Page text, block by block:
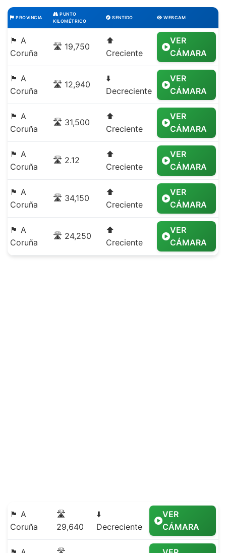
PROVINCIA
PUNTO
KILOMÉTRICO
SENTIDO WEBCAM
🏴 A
Coruña
🛣️ 19,750
⬆️
Creciente
VER
CÁMARA
🏴 A
Coruña
🛣️ 12,940
⬇️
Decreciente
VER
CÁMARA
🏴 A
Coruña
🛣️ 31,500
⬆️
Creciente
VER
CÁMARA
🏴 A
Coruña
🛣️ 2.12
⬆️
Creciente
VER
CÁMARA
🏴 A
Coruña
🛣️ 34,150
⬆️
Creciente
VER
CÁMARA
🏴 A
Coruña
🛣️ 24,250
⬆️
Creciente
VER
CÁMARA
🏴 A
Coruña
🛣️
29,640
⬇️
Decreciente
VER
CÁMARA